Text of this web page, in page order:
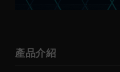
產品介紹